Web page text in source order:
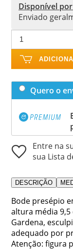
Disponível
Enviado
Quero o
Entre na
sua Lista
DESCRIÇÃO
Bode presépio
altura média
Gardena,
adequado por
Atenção: figura